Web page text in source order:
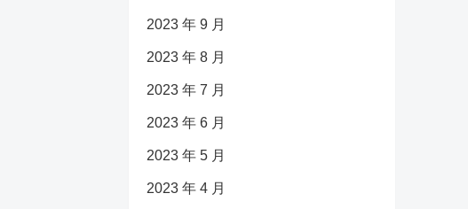
2023 年 9 月
2023 年 8 月
2023 年 7 月
2023 年 6 月
2023 年 5 月
2023 年 4 月